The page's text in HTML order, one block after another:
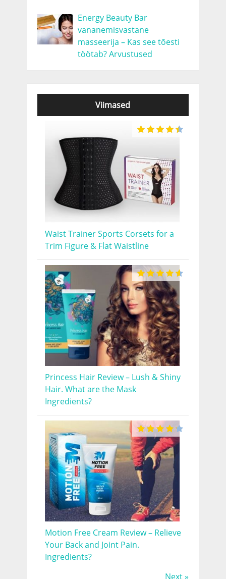
Energy Beauty Bar
vananemisvastane
masseerija – Kas see tõesti
töötab? Arvustused
Viimased
Waist Trainer Sports Corsets for a
Trim Figure & Flat Waistline
Princess Hair Review – Lush & Shiny
Hair. What are the Mask
Ingredients?
Motion Free Cream Review – Relieve
Your Back and Joint Pain.
Ingredients?
Next »